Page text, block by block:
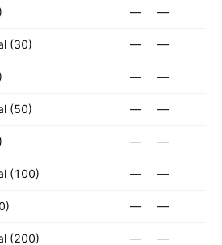
— —
(30) — —
— —
(50) — —
— —
(100) — —
— —
(200) — —